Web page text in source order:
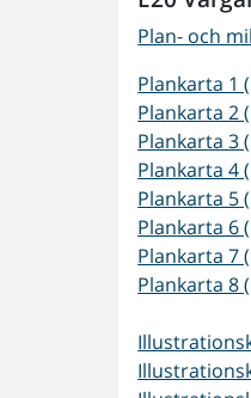
Plan- och
Plankarta 1
Plankarta 2
Plankarta 3
Plankarta 4
Plankarta 5
Plankarta 6
Plankarta 7
Plankarta 8